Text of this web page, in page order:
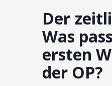
Der
Was
ersten
der OP?